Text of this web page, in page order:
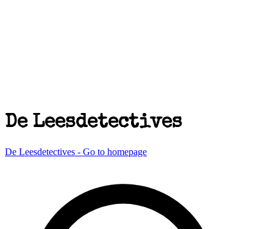
De Leesdetectives
De Leesdetectives - Go to homepage